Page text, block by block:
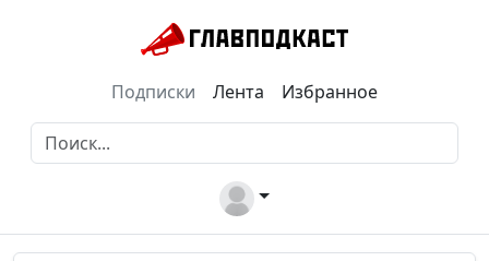
Подписки Лента Избранное